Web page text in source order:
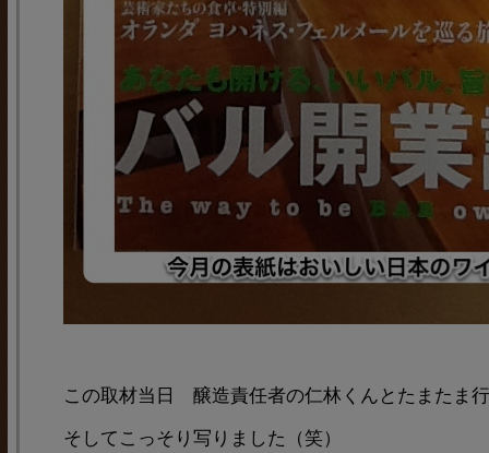
この取材当日 醸造責任者の仁林くんとたまたま
そしてこっそり写りました（笑）